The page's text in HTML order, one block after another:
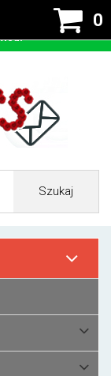
0
Szukaj
ciastek w celu
cookies